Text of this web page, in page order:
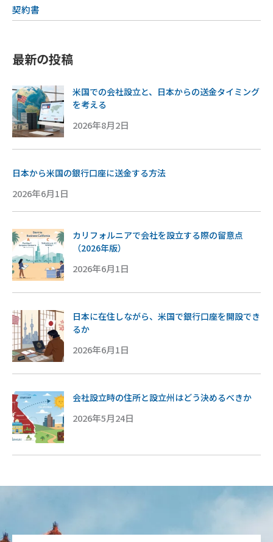
契約書
最新の投稿
米国での会社設立と、日本からの送金タイミング
を考える
2026年8月2日
日本から米国の銀行口座に送金する方法
2026年6月1日
カリフォルニアで会社を設立する際の留意点
（2026年版）
2026年6月1日
日本に在住しながら、米国で銀行口座を開設でき
るか
2026年6月1日
会社設立時の住所と設立州はどう決めるべきか
2026年5月24日